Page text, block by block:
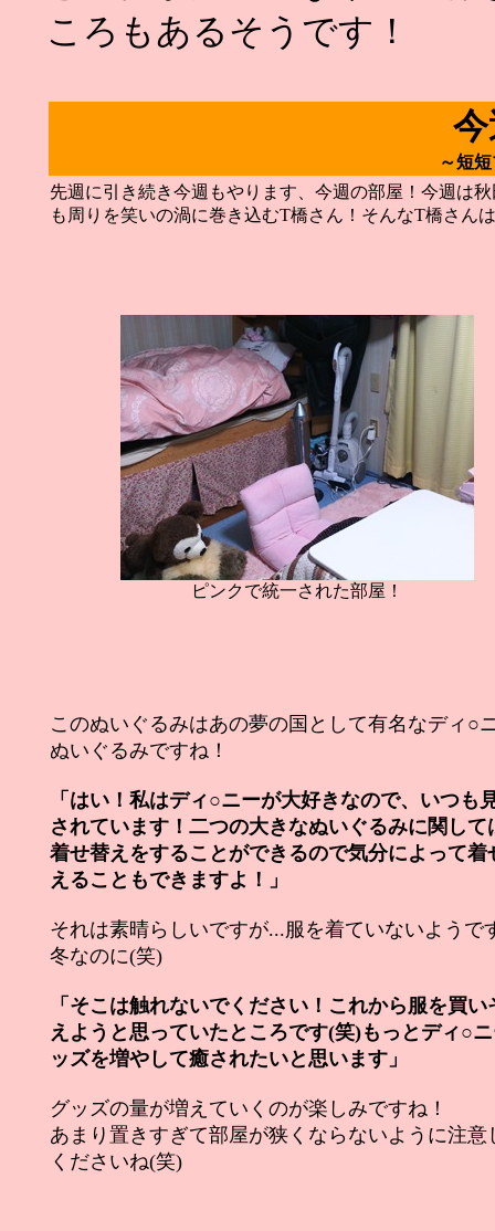
ころもあるそうです！
～短
先週に引き続き今週もやります、今週の部屋！今週は
も周りを笑いの渦に巻き込むT橋さん！そんなT橋さん
ピンクで統一された部屋！
このぬいぐるみはあの夢の国として有名なディ○
ぬいぐるみですね！
「はい！私はディ○ニーが大好きなので、いつも
されています！二つの大きなぬいぐるみに関して
着せ替えをすることができるので気分によって着
えることもできますよ！」
それは素晴らしいですが...服を着ていないようで
冬なのに(笑)
「そこは触れないでください！これから服を買い
えようと思っていたところです(笑)もっとディ○
ッズを増やして癒されたいと思います」
グッズの量が増えていくのが楽しみですね！
あまり置きすぎて部屋が狭くならないように注意
くださいね(笑)